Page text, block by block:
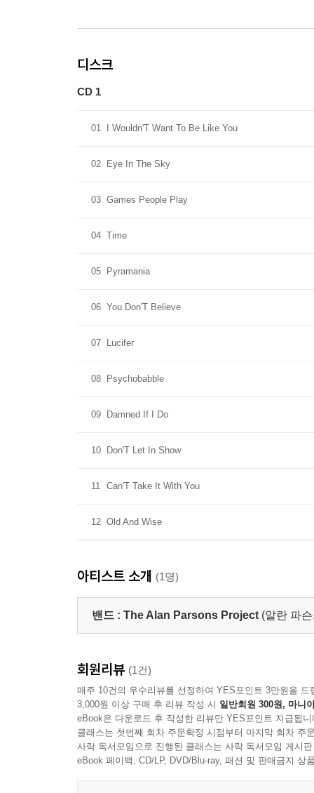
디스크
CD 1
01 I Wouldn'T Want To Be Like You
02 Eye In The Sky
03 Games People Play
04 Time
05 Pyramania
06 You Don'T Believe
07 Lucifer
08 Psychobabble
09 Damned If I Do
10 Don'T Let In Show
11 Can'T Take It With You
12 Old And Wise
아티스트 소개 (1명)
밴드 : The Alan Parsons Project (알란 파
회원리뷰 (1건)
매주 10건의 우수리뷰를 선정하여 YES포인트 3만원을 드
3,000원 이상 구매 후 리뷰 작성 시 일반회원 300원, 마니
eBook은 다운로드 후 작성한 리뷰만 YES포인트 지급됩니
클래스는 첫번째 회차 주문확정 시점부터 마지막 회차 주
사락 독서모임으로 진행된 클래스는 사락 독서모임 게시
eBook 페이백, CD/LP, DVD/Blu-ray, 패션 및 판매금지 상